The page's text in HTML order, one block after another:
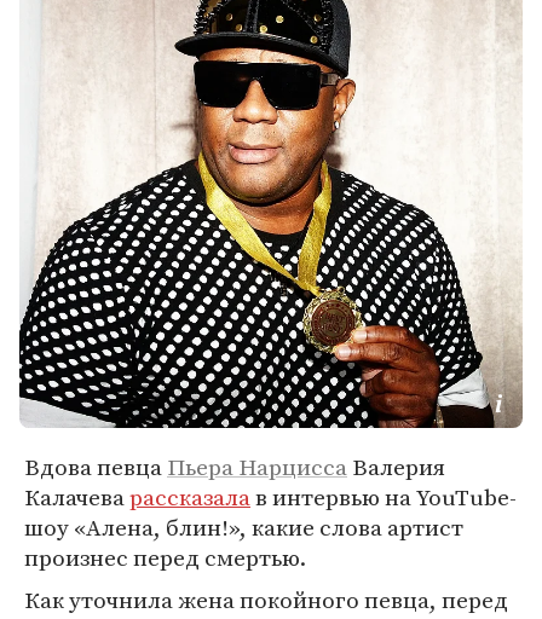
Вдова певцаПьера НарциссаВалерия
Калачеварассказалав интервью на YouTube-
шоу «Алена, блин!», какие слова артист
произнес перед смертью.
Как уточнила жена покойного певца, перед